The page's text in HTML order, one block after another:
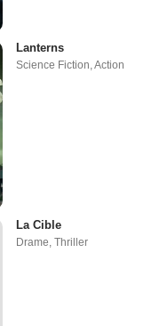
Lanterns
Science Fiction,Action
La Cible
Drame ,Thriller